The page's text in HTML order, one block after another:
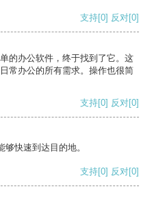
支持[0] 反对[0]
的办公软件，终于找到了它。这
常办公的所有需求。操作也很简
支持[0] 反对[0]
快速到达目的地。
支持[0] 反对[0]